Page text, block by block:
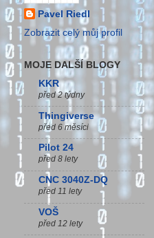
Pavel Riedl
Zobrazit celý můj profil
MOJE DALŠÍ BLOGY
KKR
před 2 týdny
Thingiverse
před 6 měsíci
Pilot 24
před 8 lety
CNC 3040Z-DQ
před 11 lety
VOŠ
před 12 lety